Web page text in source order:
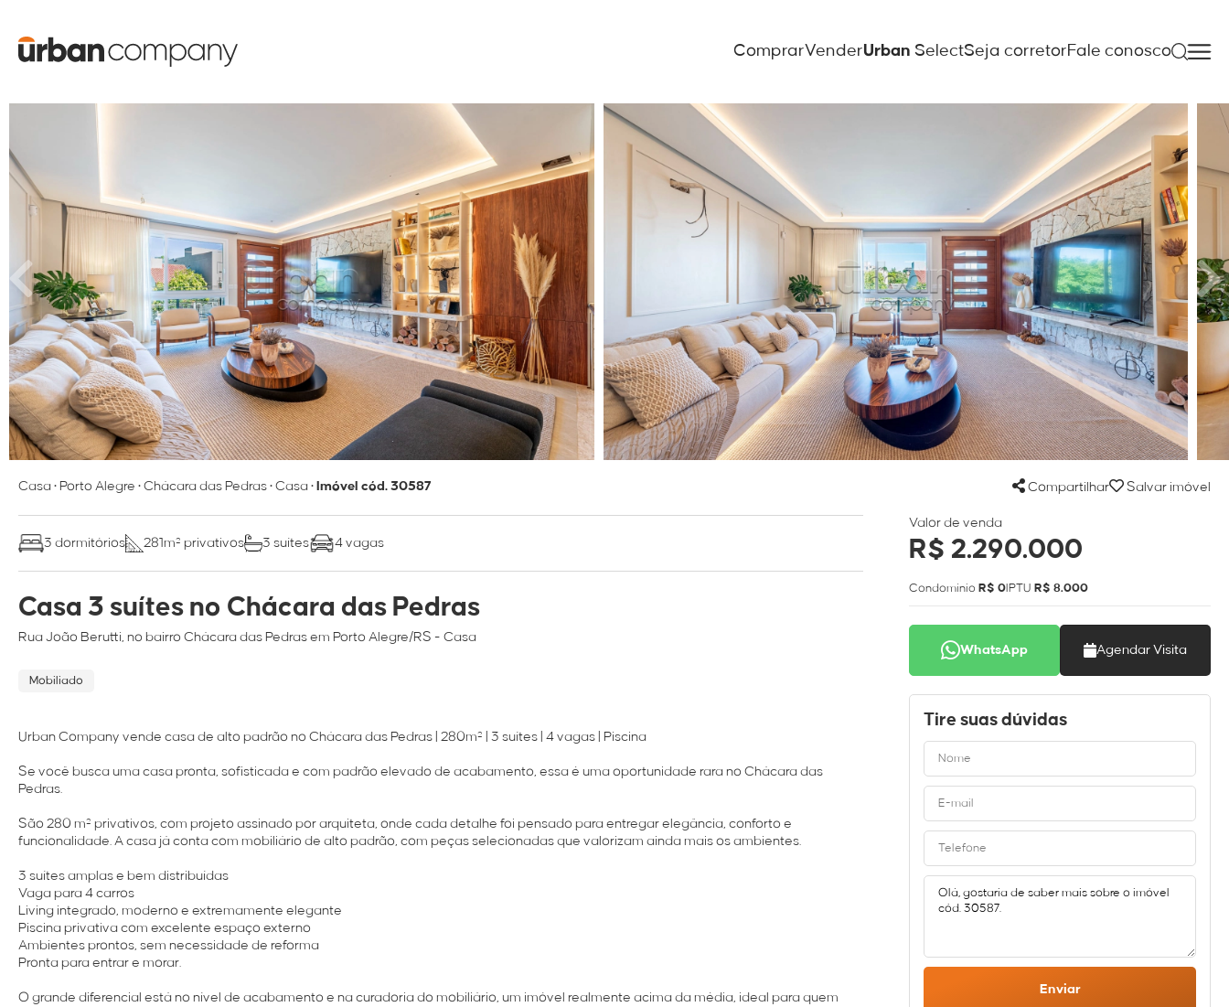
ComprarVenderUrban SelectSeja corretorFale conosco
Casa• Porto Alegre •Chácara das Pedras•Casa• Imóvel cód. 30587 Compartilhar Salvar imóvel
3 dormitórios 281m² privativos 3 suítes 4 vagas
Casa 3 suítes no Chácara das Pedras
RuaJoão Berutti, no bairro Chácara das Pedrasem Porto Alegre/RS - Casa
Mobiliado
Urban Company vende casa de alto padrão no Chácara das Pedras | 280m² | 3 suítes | 4 vagas | Piscina
Se você busca uma casa pronta, sofisticada e com padrão elevado de acabamento, essa é uma oportunidade rara no Chácara das
Pedras.
São 280 m² privativos, com projeto assinado por arquiteta, onde cada detalhe foi pensado para entregar elegância, conforto e
funcionalidade. A casa já conta com mobiliário de alto padrão, com peças selecionadas que valorizam ainda mais os ambientes.
3 suítes amplas e bem distribuídas
Vaga para 4 carros
Living integrado, moderno e extremamente elegante
Piscina privativa com excelente espaço externo
Ambientes prontos, sem necessidade de reforma
Pronta para entrar e morar.
O grande diferencial está no nível de acabamento e na curadoria do mobiliário, um imóvel realmente acima da média, ideal para quem
Valor de venda
R$ 2.290.000
Condomínio R$ 0 IPTU R$ 8.000
WhatsApp Agendar Visita
Tire suas dúvidas
Enviar